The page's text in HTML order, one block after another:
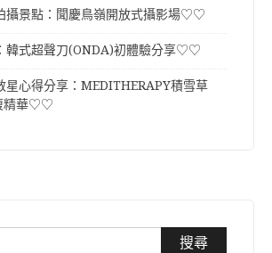
景點：聞慶鳥嶺開放式攝影場♡♡
式超聲刀(ONDA)初體驗分享♡♡
心得分享：MEDITHERAPY積雪草
精華♡♡